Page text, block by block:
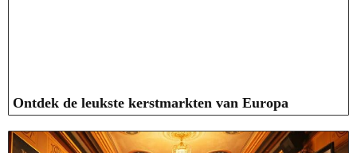
Ontdek de leukste kerstmarkten van Europa